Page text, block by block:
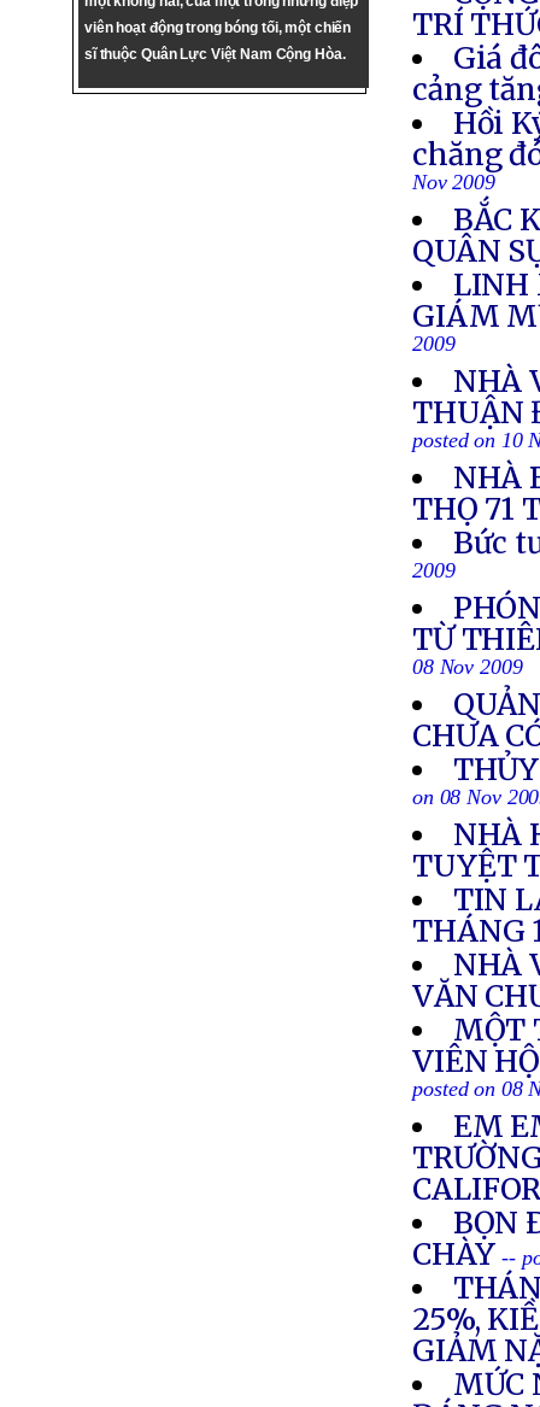
viên hoạt động trong bóng tối, một chiến
sĩ thuộc Quân Lực Việt Nam Cộng Hòa.
TRÍ
Giá
cảng
Hồi
chăng
Nov 2009
BẮC
QUÂN
LINH
GIÁM
2009
NHÀ
THUẬN
posted on 10
NHÀ
THỌ 71
Bức
2009
TỪ
08 Nov 2009
CHƯA
on 08 Nov
NHÀ
TUYỆT
TIN
THÁNG
NHÀ
VĂN
MỘT
VIÊN
posted on 08
EM
BỌN
CHÀY --
25%,
GIẢM
MỨC